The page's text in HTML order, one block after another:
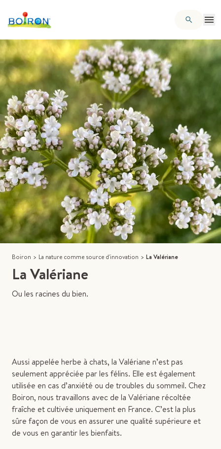
Boiron > La nature comme source d'innovation > La Valériane
La Valériane
Ou les racines du bien.
Aussi appelée herbe à chats, la Valériane n’est pas
seulement appréciée par les félins. Elle est également
utilisée en cas d’anxiété ou de troubles du sommeil. Chez
Boiron, nous travaillons avec de la Valériane récoltée
fraîche et cultivée uniquement en France. C’est la plus
sûre façon de vous en assurer une qualité supérieure et
de vous en garantir les bienfaits.